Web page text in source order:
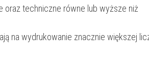
oraz techniczne równe lub wyższe niż
na wydrukowanie znacznie większej